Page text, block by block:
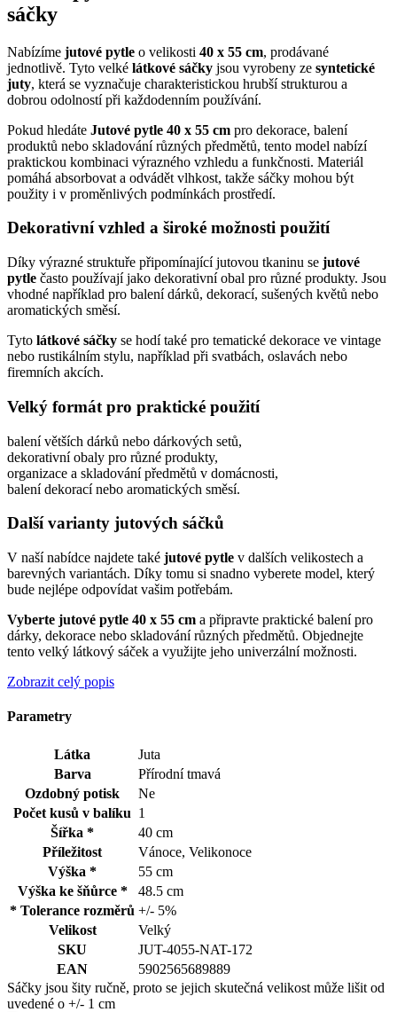
sáčky
Nabízíme jutové pytle o velikosti 40 x 55 cm, prodávané
jednotlivě. Tyto velké látkové sáčky jsou vyrobeny ze syntetické
juty, která se vyznačuje charakteristickou hrubší strukturou a
dobrou odolností při každodenním používání.
Pokud hledáte Jutové pytle 40 x 55 cm pro dekorace, balení
produktů nebo skladování různých předmětů, tento model nabízí
praktickou kombinaci výrazného vzhledu a funkčnosti. Materiál
pomáhá absorbovat a odvádět vlhkost, takže sáčky mohou být
použity i v proměnlivých podmínkách prostředí.
Dekorativní vzhled a široké možnosti použití
Díky výrazné struktuře připomínající jutovou tkaninu se jutové
pytle často používají jako dekorativní obal pro různé produkty. Jsou
vhodné například pro balení dárků, dekorací, sušených květů nebo
aromatických směsí.
Tyto látkové sáčky se hodí také pro tematické dekorace ve vintage
nebo rustikálním stylu, například při svatbách, oslavách nebo
firemních akcích.
Velký formát pro praktické použití
balení větších dárků nebo dárkových setů,
dekorativní obaly pro různé produkty,
organizace a skladování předmětů v domácnosti,
balení dekorací nebo aromatických směsí.
Další varianty jutových sáčků
V naší nabídce najdete také jutové pytle v dalších velikostech a
barevných variantách. Díky tomu si snadno vyberete model, který
bude nejlépe odpovídat vašim potřebám.
Vyberte jutové pytle 40 x 55 cm a připravte praktické balení pro
dárky, dekorace nebo skladování různých předmětů. Objednejte
tento velký látkový sáček a využijte jeho univerzální možnosti.
Zobrazit celý popis
Parametry
Látka
Juta
Barva
Přírodní tmavá
Ozdobný potisk
Ne
Počet kusů v balíku 1
Šířka *
40 cm
Příležitost
Vánoce, Velikonoce
Výška *
55 cm
Výška ke šňůrce *
48.5 cm
* Tolerance rozměrů +/- 5%
Velikost
Velký
SKU
JUT-4055-NAT-172
EAN
5902565689889
Sáčky jsou šity ručně, proto se jejich skutečná velikost může lišit od
uvedené o +/- 1 cm